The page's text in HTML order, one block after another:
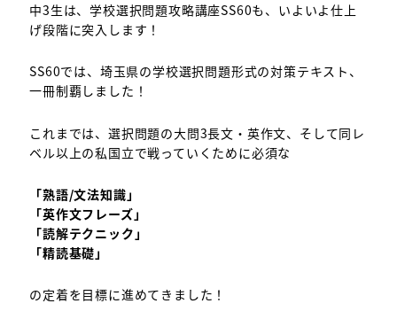
中3生は、学校選択問題攻略講座SS60も、いよいよ仕上
げ段階に突入します！
SS60では、埼玉県の学校選択問題形式の対策テキスト、
一冊制覇しました！
これまでは、選択問題の大問3長文・英作文、そして同レ
ベル以上の私国立で戦っていくために必須な
「熟語/文法知識」
「英作文フレーズ」
「読解テクニック」
「精読基礎」
の定着を目標に進めてきました！